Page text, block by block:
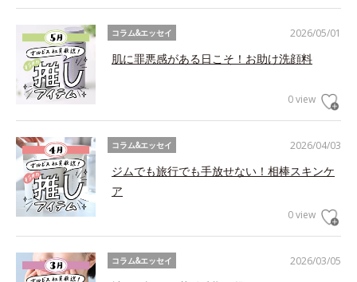
2026/05/01
コラム&エッセイ
肌に罪悪感がある日こそ！お助け洗顔料
0 view
2026/04/03
コラム&エッセイ
ジムでも旅行でも手放せない！相棒スキンケ
ア
0 view
2026/03/05
コラム&エッセイ